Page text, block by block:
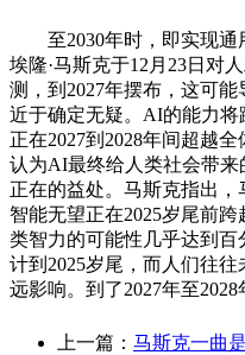
至2030年时，即实现通
埃隆·马斯克于12月23日对
测，到2027年摆布，这可
近于确定无疑。AI的能力将
正在2027到2028年间超越
认为AI最终给人类社会带
正在的益处。马斯克指出
智能无望正在2025岁尾前
类智力的可能性几乎达到
计到2025岁尾，而人们往
远影响。到了2027年至
上一篇： 马斯克一曲